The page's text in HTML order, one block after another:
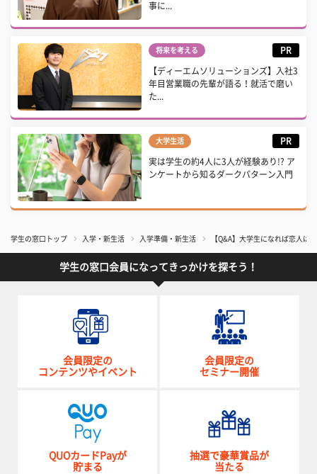
事に...
将来を考える PR
【ディーエムソリューションズ】入社3
年目営業職の先輩が語る！就活で磨い
た...
大学生活 PR
実は学生の約4人に3人が経験あり!? ア
ンケートから知るダークパターン入門
学生の窓口トップ 入学・新生活 入学準備・新生活 【Q&A】大学生になれば恋人は
学生の窓口会員になってきっかけを探そう！
会員限定の
コンテンツやイベント
会員限定の
セミナー開催
QUOカードPayが
貯まる
抽選で豪華賞品が
当たる